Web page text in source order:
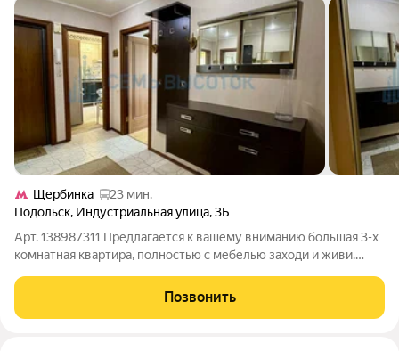
Щербинка
23 мин.
Подольск, Индустриальная улица,3Б
Арт. 138987311 Предлагается к вашему вниманию большая 3-х
комнатная квартира, полностью с мебелью заходи и живи.
с дизайн-проектом, качественно, и вниманием к деталям.
Приглашенный дизайнер
Позвонить